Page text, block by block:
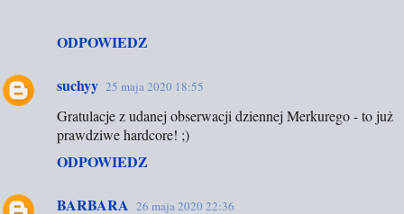
ODPOWIEDZ
suchyy 25 maja 2020 18:55
Gratulacje z udanej obserwacji dziennej Merkurego - to już
prawdziwe hardcore! ;)
ODPOWIEDZ
BARBARA 26 maja 2020 22:36